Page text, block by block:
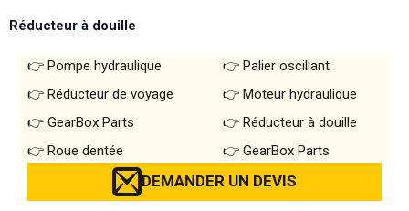
Réducteur à douille
Pompe hydraulique
Réducteur de voyage
GearBox Parts
Roue dentée
Palier oscillant
Moteur hydraulique
Réducteur à douille
GearBox Parts
DEMANDER UN DEVIS